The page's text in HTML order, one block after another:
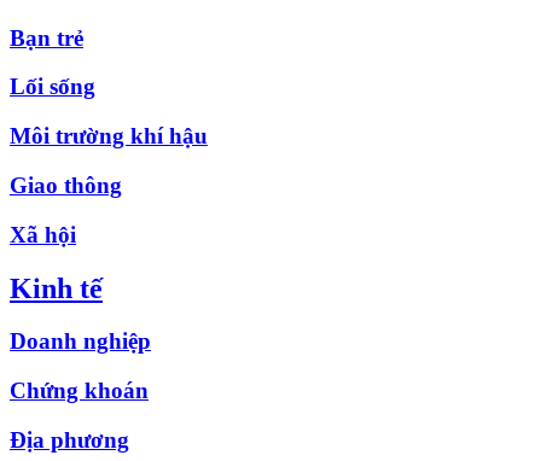
Bạn trẻ
Lối sống
Môi trường khí hậu
Giao thông
Xã hội
Kinh tế
Doanh nghiệp
Chứng khoán
Địa phương